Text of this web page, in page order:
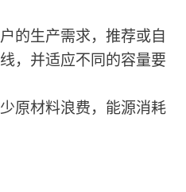
的生产需求，推荐或自
，并适应不同的容量要
原材料浪费，能源消耗